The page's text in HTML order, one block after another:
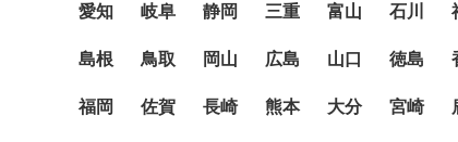
愛知 岐阜 静岡 三重 富山 石川
島根 鳥取 岡山 広島 山口 徳島
福岡 佐賀 長崎 熊本 大分 宮崎